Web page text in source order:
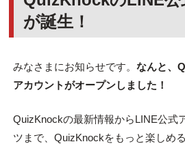
が誕生！
みなさまにお知らせです。 なんと、
アカウントがオープンしました！
QuizKnockの最新情報からLINE公式
ツまで、QuizKnockをもっと楽しめ